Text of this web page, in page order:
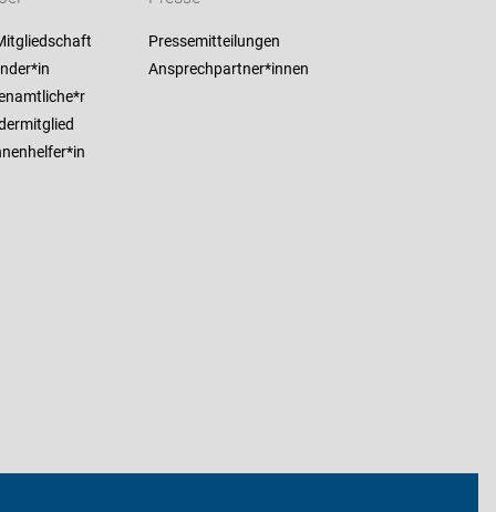
Pressemitteilungen
Ansprechpartner*innen